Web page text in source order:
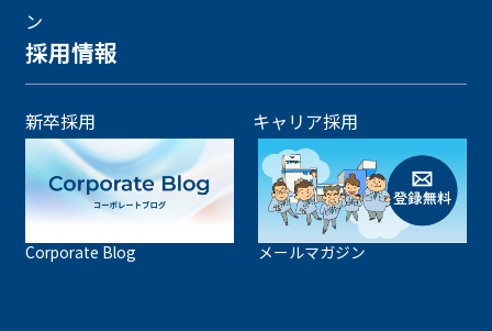
ン
採用情報
新卒採用 キャリア採用
Corporate Blog メールマガジン